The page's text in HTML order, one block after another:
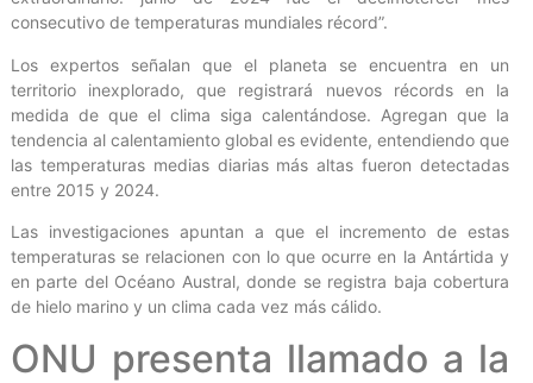
consecutivo de temperaturas mundiales récord”.
Los expertos señalan que el planeta se encuentra en un
territorio inexplorado, que registrará nuevos récords en la
medida de que el clima siga calentándose. Agregan que la
tendencia al calentamiento global es evidente, entendiendo que
las temperaturas medias diarias más altas fueron detectadas
entre 2015 y 2024.
Las investigaciones apuntan a que el incremento de estas
temperaturas se relacionen con lo que ocurre en la Antártida y
en parte del Océano Austral, donde se registra baja cobertura
de hielo marino y un clima cada vez más cálido.
ONU presenta llamado a la